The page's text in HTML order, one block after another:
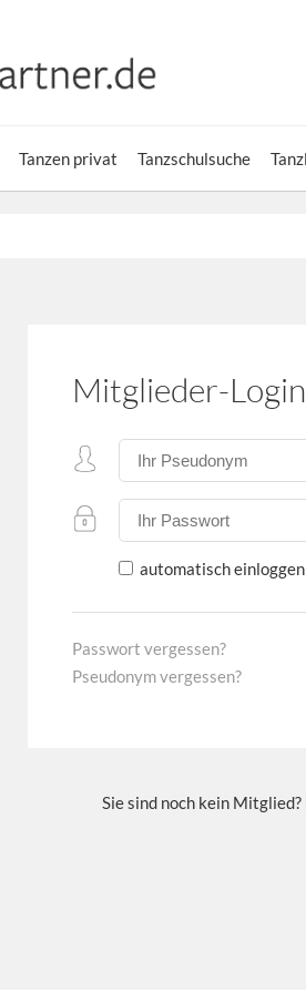
Tanzen privat Tanzschulsuche
Mitglieder-Login
automatisch einloggen
Passwort vergessen?
Pseudonym vergessen?
Sie sind noch kein